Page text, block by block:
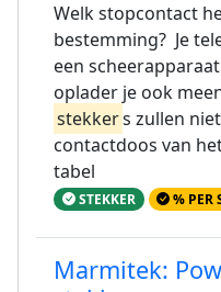
Welk stopcontact
bestemming? Je
een
oplader je ook
stekkers zullen
contactdoos van
tabel
STEKKER % PER
Marmitek: